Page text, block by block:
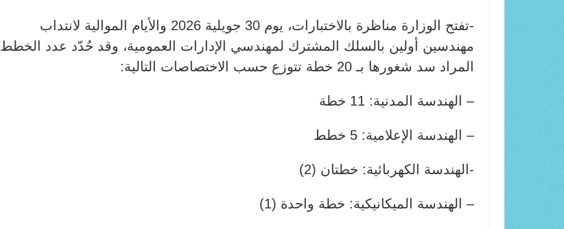
-تفتح الوزارة مناظرة بالاختبارات، يوم 30 جويلية 2026 والأيام الموالية لانتداب
مهندسين أولين بالسلك المشترك لمهندسي الإدارات العمومية، وقد حُدّد عدد الخطط
المراد سد شغورها بـ 20 خطة تتوزع حسب الاختصاصات التالية:
– الهندسة المدنية: 11 خطة
– الهندسة الإعلامية: 5 خطط
-الهندسة الكهربائية: خطتان (2)
– الهندسة الميكانيكية: خطة واحدة (1)